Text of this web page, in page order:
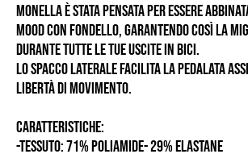
Monella è stata pensata per essere
mood con fondello, garantendo così la
durante tutte le tue uscite in bici.
Lo spacco laterale facilita la pedalata
libertà di movimento.
CARATTERISTICHE:
-TESSUTO: 71% POLIAMIDE- 29% ELASTANE